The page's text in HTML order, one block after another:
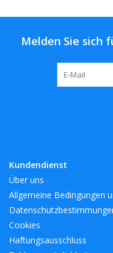
Melden Sie sich
Kundendienst
Über uns
Allgemeine Bedingungen
Cookies
Haftungsausschluss